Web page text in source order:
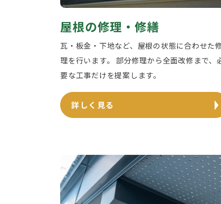
屋根の修理・修繕
瓦・板金・下地など、屋根の状態に合わせた
理を行います。 部分修理から全面改修まで、
要な工事だけを提案します。
詳しく見る